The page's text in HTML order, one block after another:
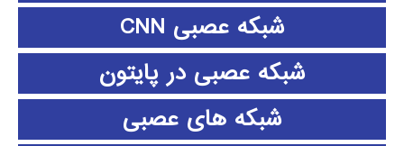
شبکه عصبی CNN
شبکه عصبی در پایتون
شبکه های عصبی